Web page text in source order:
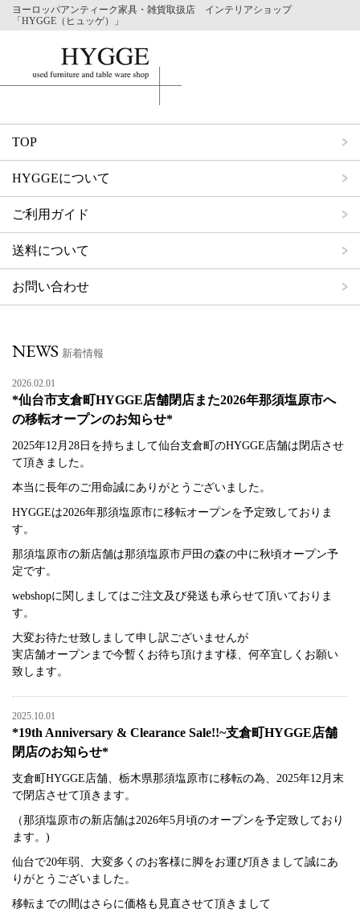
ヨーロッパアンティーク家具・雑貨取扱店 インテリアショップ
「HYGGE（ヒュッゲ）」
TOP
HYGGEについて
ご利用ガイド
送料について
お問い合わせ
NEWS 新着情報
2026.02.01
*仙台市支倉町HYGGE店舗閉店また2026年那須塩原市へ
の移転オープンのお知らせ*
2025年12月28日を持ちまして仙台支倉町のHYGGE店舗は閉店させ
て頂きました。
本当に長年のご用命誠にありがとうございました。
HYGGEは2026年那須塩原市に移転オープンを予定致しておりま
す。
那須塩原市の新店舗は那須塩原市戸田の森の中に秋頃オープン予
定です。
webshopに関しましてはご注文及び発送も承らせて頂いておりま
す。
大変お待たせ致しまして申し訳ございませんが
実店舗オープンまで今暫くお待ち頂けます様、何卒宜しくお願い
致します。
2025.10.01
*19th Anniversary & Clearance Sale!!~支倉町HYGGE店舗
閉店のお知らせ*
支倉町HYGGE店舗、栃木県那須塩原市に移転の為、2025年12月末
で閉店させて頂きます。
（那須塩原市の新店舗は2026年5月頃のオープンを予定致しており
ます。)
仙台で20年弱、大変多くのお客様に脚をお運び頂きまして誠にあ
りがとうございました。
移転までの間はさらに価格も見直させて頂きまして